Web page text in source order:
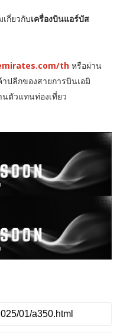
กี่ยวกับเครื่องบินแอร์บัส
thหรือผ่าน
ปลีกของสายการบินเอมิ
นตัวแทนท่องเที่ยว